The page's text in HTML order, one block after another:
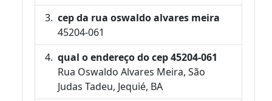
cep da rua oswaldo alvares meira
45204-061
qual o endereço do cep 45204-061
Rua Oswaldo Alvares Meira, São
Judas Tadeu, Jequié, BA